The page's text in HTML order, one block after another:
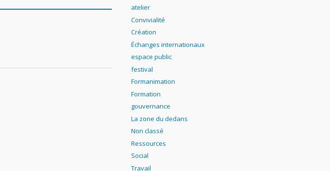
atelier
Convivialité
Création
Échanges internationaux
espace public
festival
Formanimation
Formation
gouvernance
La zone du dedans
Non classé
Ressources
Social
Travail